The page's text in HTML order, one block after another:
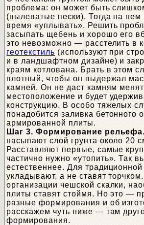
проблема: он может быть
(пылеватые пески). Тогда на нем
время «уплывать». Решить
засыпать щебень и хорошо его
это невозможно — расстелить в
геотекстиль (используют при
и в ландшафтном дизайне) и
краям котлована. Брать в этом
плотный, чтобы он выдержал
камней. Он не даст камням
местоположение и будет
конструкцию. В особо тяжелых
понадобится заливка бетонного
армированной плиты.
Шаг 3. Формирование рельефа.
насыпают слой грунта около 20
Расставляют первые, самые
частично нужно «утопить». Так
естественнее. Для традиционной
укладывают, а не ставят
организации чешской скалки,
плиты ставят стоймя. Но это —
разные формирования и об
расскажем чуть ниже — там
формирования.